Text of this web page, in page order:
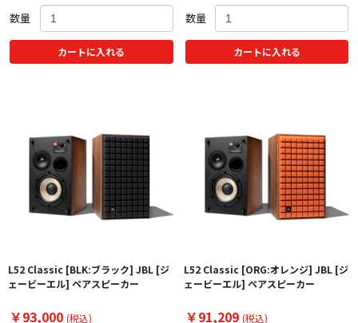
数量
カートに入れる
数量
カートに入れる
L52 Classic [BLK:ブラック] JBL [ジ
ェービーエル] ペアスピーカー
￥93,000 (税込)
L52 Classic [ORG:オレンジ] JBL [ジ
ェービーエル] ペアスピーカー
￥91,209 (税込)